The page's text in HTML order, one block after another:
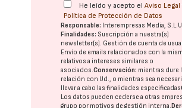
He leído y acepto elAviso Legal
Política de Protección de Datos
Responsable: Interempresas Media,
Finalidades: Suscripción a nuestra(s)
newsletter(s). Gestión de cuenta de
Envío de emails relacionados con la
relativos a intereses similares o
asociados.Conservación: mientras dure
relación con Ud., o mientras sea
llevar a cabo las finalidades especificadas
Los datos pueden cederse a otras
grupo por motivos de gestión interna.